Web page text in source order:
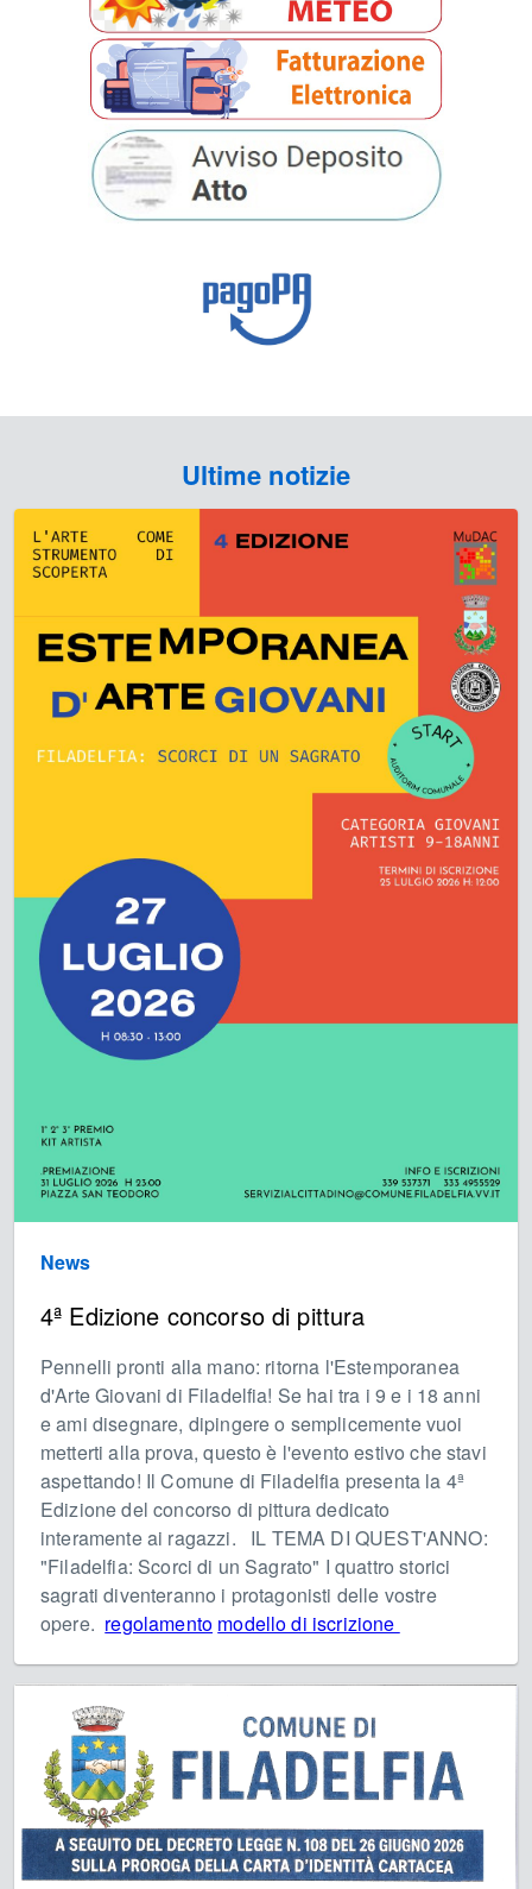
Ultime notizie
News
4ª Edizione concorso di pittura
Pennelli pronti alla mano: ritorna l'Estemporanea
d'Arte Giovani di Filadelfia! Se hai tra i 9 e i 18 anni
e ami disegnare, dipingere o semplicemente vuoi
metterti alla prova, questo è l'evento estivo che stavi
aspettando! Il Comune di Filadelfia presenta la 4ª
Edizione del concorso di pittura dedicato
interamente ai ragazzi. IL TEMA DI QUEST'ANNO:
"Filadelfia: Scorci di un Sagrato" I quattro storici
sagrati diventeranno i protagonisti delle vostre
opere. regolamento modello di iscrizione